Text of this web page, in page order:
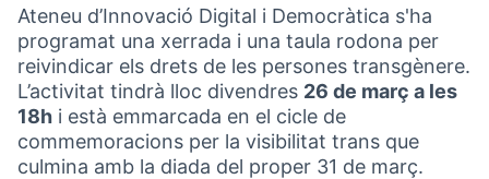
Ateneu d’Innovació Digital i Democràtica s'ha
programat una xerrada i una taula rodona per
reivindicar els drets de les persones transgènere.
L’activitat tindrà lloc divendres 26 de març a les
18h i està emmarcada en el cicle de
commemoracions per la visibilitat trans que
culmina amb la diada del proper 31 de març.